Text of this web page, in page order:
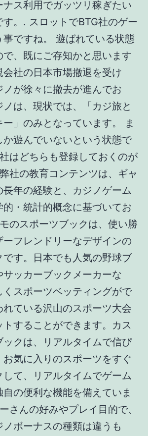
ナス利用でガッツリ稼ぎたい
す。. スロットでBTG社のゲー
事ですね。 遊ばれている状態
で、既にご存知かと思います
会社の日本市場撤退を受け
が徐々に撤去が進んでお
ノは、現状では、「カジ旅と
」のみとなっています。 ま
か遊んでいないという状態で
はどちらも登録しておくのが
社の教育コンテンツは、ギャ
長年の経験と、カジノゲーム
的・統計的概念に基づいてお
のスポーツブックは、使い勝
フレンドリーなデザインの
です。日本でも人気の野球ブ
サッカーブックメーカーな
くスポーツベッティングがで
れている沢山のスポーツ大会
することができます。カス
ックは、リアルタイムで信ぴ
お気に入りのスポーツをすぐ
して、リアルタイムでゲーム
の便利な機能を備えていま
さんの好みやプレイ目的で、
ボーナスの種類は違うも